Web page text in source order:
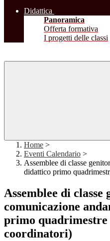
Didattica
Panoramica
Offerta formativa
I progetti delle classi
Home >
Eventi Calendario >
Assemblee di classe
didattico primo
Assemblee di classe
comunicazione
primo quadrimestre
coordinatori)